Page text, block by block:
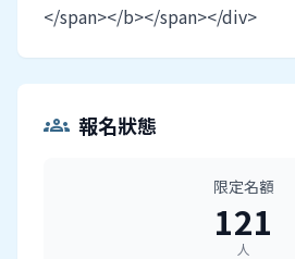
</span></b></span></div>
groups 報名狀態
限定名額
121
人